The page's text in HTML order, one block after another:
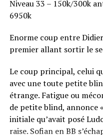
Niveau 33 – 150k/300k
6950k
Enorme coup entre
premier allant sortir le
Le coup principal, celui
avec une toute petite
étrange. Fatigue ou
de petite blind, annonce
initiale qu’avait posé
raise. Sofian en BB